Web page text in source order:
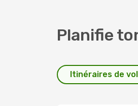
Planifie
Itinéraires de